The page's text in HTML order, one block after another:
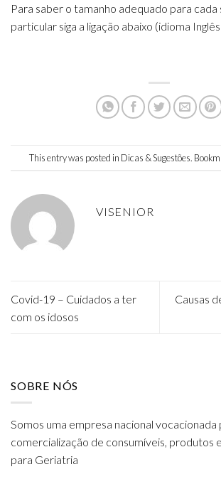
Para saber o tamanho adequado para cada
particular siga a ligação abaixo (idioma
This entry was posted in Dicas & Sugestões.
VISENIOR
Covid-19 – Cuidados a ter
com os idosos
Causas
SOBRE NÓS
Somos uma empresa nacional vocacionada
comercialização de consumíveis, produtos
para Geriatria